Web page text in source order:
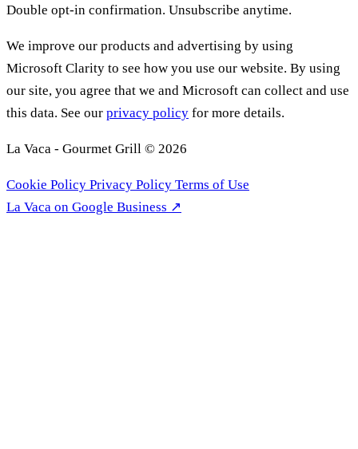
Double opt-in confirmation. Unsubscribe anytime.
We improve our products and advertising by using
Microsoft Clarity to see how you use our website. By using
our site, you agree that we and Microsoft can collect and use
this data. See our privacy policy for more details.
La Vaca - Gourmet Grill © 2026
Cookie Policy Privacy Policy Terms of Use
La Vaca on Google Business ↗